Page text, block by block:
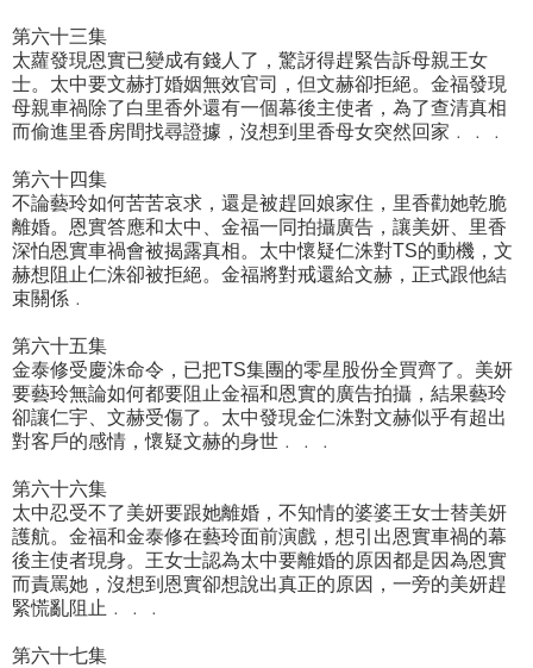
第六十三集
太蘿發現恩實已變成有錢人了，驚訝得趕緊告訴母親王女
士。太中要文赫打婚姻無效官司，但文赫卻拒絕。金福發現
母親車禍除了白里香外還有一個幕後主使者，為了查清真相
而偷進里香房間找尋證據，沒想到里香母女突然回家﹒﹒﹒
第六十四集
不論藝玲如何苦苦哀求，還是被趕回娘家住，里香勸她乾脆
離婚。恩實答應和太中、金福一同拍攝廣告，讓美妍、里香
深怕恩實車禍會被揭露真相。太中懷疑仁洙對TS的動機，文
赫想阻止仁洙卻被拒絕。金福將對戒還給文赫，正式跟他結
束關係﹒
第六十五集
金泰修受慶洙命令，已把TS集團的零星股份全買齊了。美妍
要藝玲無論如何都要阻止金福和恩實的廣告拍攝，結果藝玲
卻讓仁宇、文赫受傷了。太中發現金仁洙對文赫似乎有超出
對客戶的感情，懷疑文赫的身世﹒﹒﹒
第六十六集
太中忍受不了美妍要跟她離婚，不知情的婆婆王女士替美妍
護航。金福和金泰修在藝玲面前演戲，想引出恩實車禍的幕
後主使者現身。王女士認為太中要離婚的原因都是因為恩實
而責罵她，沒想到恩實卻想說出真正的原因，一旁的美妍趕
緊慌亂阻止﹒﹒﹒
第六十七集